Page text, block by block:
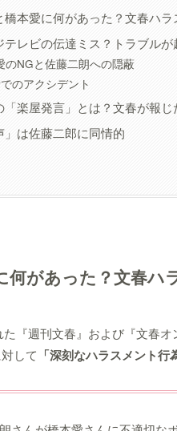
橋本愛に何があった？文春ハ
テレビの伝達ミス？トラブル
のNGと佐藤二朗への隠蔽
のアクシデント
「楽屋発言」とは？文春が報
」は佐藤二郎に同情的
何があった？文春ハ
『週刊文春』および『文春
して 「深刻なハラスメント行